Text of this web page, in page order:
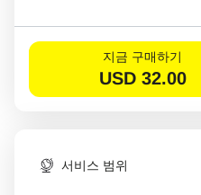
지금 구매하기
USD 32.00
서비스 범위